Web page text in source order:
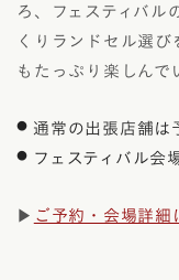
ろ、フェスティバル
くりランドセル選び
もたっぷり楽しんで
通常の出張店舗は
フェスティバル会
▶ ご予約・会場詳細